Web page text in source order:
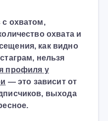
с охватом,
охвата и
как видно
нельзя
профиля у
— это зависит от
выхода